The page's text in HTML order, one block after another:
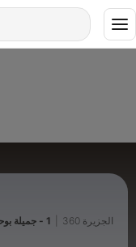
AJ360 | الجزيرة 360 1 - جميلة بوحيرد: أيقونة الثورة الجزائرية